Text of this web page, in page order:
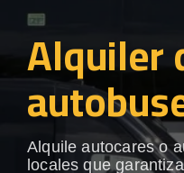
Alquiler
Alquile autocares o
locales que